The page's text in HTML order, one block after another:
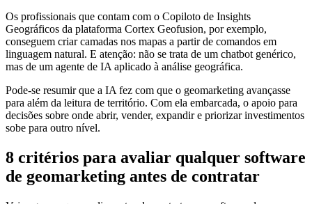
Os profissionais que contam com o Copiloto de Insights
Geográficos da plataforma Cortex Geofusion, por exemplo,
conseguem criar camadas nos mapas a partir de comandos em
linguagem natural. E atenção: não se trata de um chatbot genérico,
mas de um agente de IA aplicado à análise geográfica.
Pode-se resumir que a IA fez com que o geomarketing avançasse
para além da leitura de território. Com ela embarcada, o apoio para
decisões sobre onde abrir, vender, expandir e priorizar investimentos
sobe para outro nível.
8 critérios para avaliar qualquer software
de geomarketing antes de contratar